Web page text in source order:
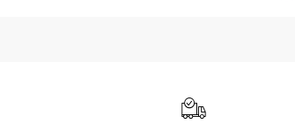
Bursa Büyükşehir Belediyesi